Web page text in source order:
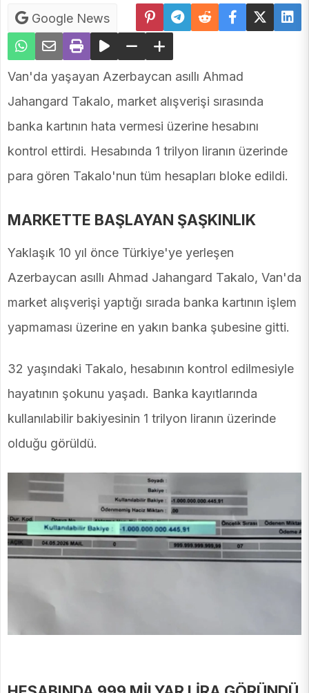
Google News
Van'da yaşayan Azerbaycan asıllı Ahmad
Jahangard Takalo, market alışverişi sırasında
banka kartının hata vermesi üzerine hesabını
kontrol ettirdi. Hesabında 1 trilyon liranın üzerinde
para gören Takalo'nun tüm hesapları bloke edildi.
MARKETTE BAŞLAYAN ŞAŞKINLIK
Yaklaşık 10 yıl önce Türkiye'ye yerleşen
Azerbaycan asıllı Ahmad Jahangard Takalo, Van'da
market alışverişi yaptığı sırada banka kartının işlem
yapmaması üzerine en yakın banka şubesine gitti.
32 yaşındaki Takalo, hesabının kontrol edilmesiyle
hayatının şokunu yaşadı. Banka kayıtlarında
kullanılabilir bakiyesinin 1 trilyon liranın üzerinde
olduğu görüldü.